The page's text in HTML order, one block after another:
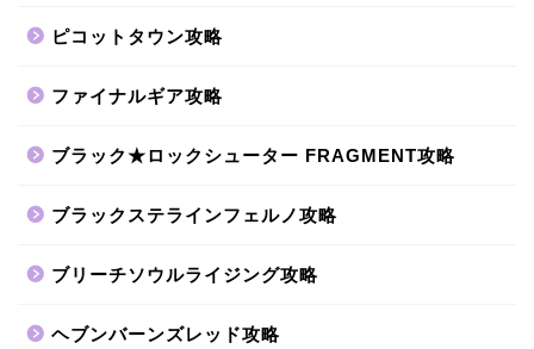
ピコットタウン攻略
ファイナルギア攻略
ブラック★ロックシューター FRAGMENT攻略
ブラックステラインフェルノ攻略
ブリーチソウルライジング攻略
ヘブンバーンズレッド攻略